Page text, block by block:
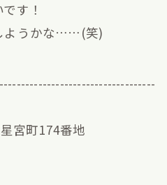
す！
ようかな……(笑)
宮町174番地